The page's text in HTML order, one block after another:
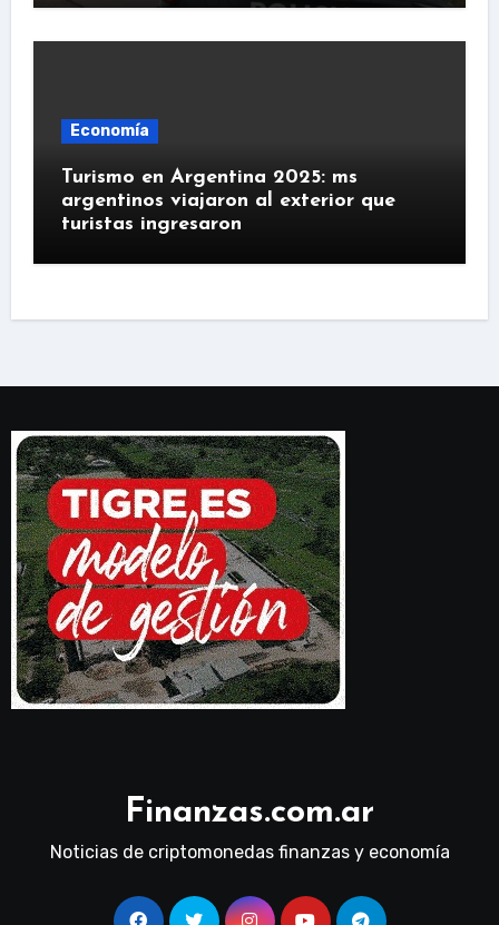
Economía
Turismo en Argentina 2025: ms
argentinos viajaron al exterior que
turistas ingresaron
Finanzas.com.ar
Noticias de criptomonedas finanzas y economía